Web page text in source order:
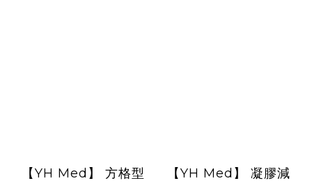
【YH Med】 方格型
【YH Med】 凝膠減